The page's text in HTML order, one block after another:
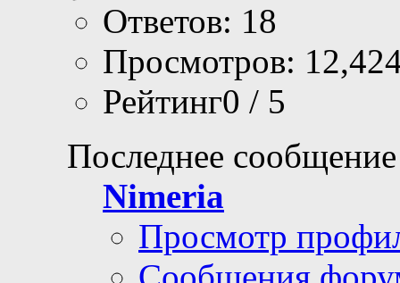
Ответов: 18
Просмотров:
Рейтинг0 / 5
Последнее
Nimeria
Просмотр